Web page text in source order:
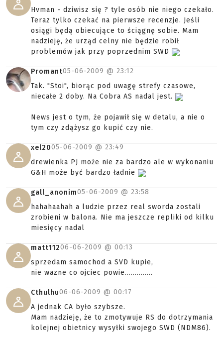
Hvman - dziwisz się ? tyle osób nie niego czekało.
Teraz tylko czekać na pierwsze recenzje. Jeśli
osiągi będą obiecujące to ściągnę sobie. Mam
nadzieję, że urząd celny nie będzie robił
problemów jak przy poprzednim SWD
Promant05-06-2009 @ 23:12
Tak. "Stoi", biorąc pod uwagę strefy czasowe,
niecałe 2 doby. Na Cobra AS nadal jest.
News jest o tym, że pojawił się w detalu, a nie o
tym czy zdążysz go kupić czy nie.
xel2005-06-2009 @ 23:49
drewienka PJ może nie za bardzo ale w wykonaniu
G&H może być bardzo ładnie
gall_anonim05-06-2009 @ 23:58
hahahaahah a ludzie przez real sworda zostali
zrobieni w balona. Nie ma jeszcze repliki od kilku
miesięcy nadal
matt11206-06-2009 @ 00:13
sprzedam samochod a SVD kupie,
nie wazne co ojciec powie..............
Cthulhu06-06-2009 @ 00:17
A jednak CA było szybsze.
Mam nadzieję, że to zmotywuje RS do dotrzymania
kolejnej obietnicy wysyłki swojego SWD (NDM86).